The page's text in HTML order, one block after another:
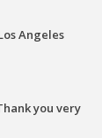
Angeles
you very